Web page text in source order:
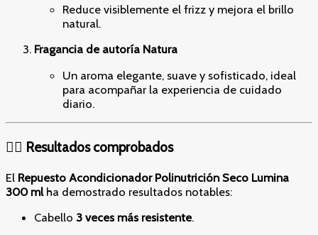
Reduce visiblemente el frizz y mejora el brillo
natural.
Fragancia de autoría Natura
Un aroma elegante, suave y sofisticado, ideal
para acompañar la experiencia de cuidado
diario.
💆‍♀️ Resultados comprobados
El Repuesto Acondicionador Polinutrición Seco Lumina
300 mlha demostrado resultados notables:
Cabello 3 veces más resistente.